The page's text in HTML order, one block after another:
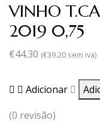
VINHO
2019 0,75
€44.30 (€39.20 sem iva)
Adicionar
(0 revisão)